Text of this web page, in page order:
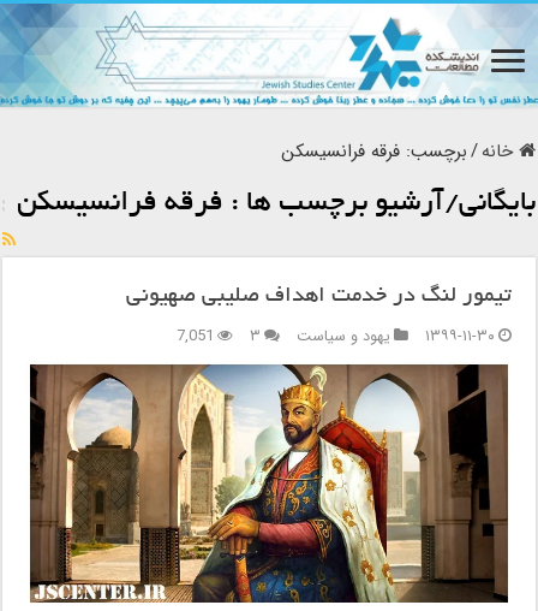
خانه/برچسب:فرقه فرانسیسکن
بایگانی/آرشیو برچسب ها : فرقه فرانسیسکن
تیمور لنگ در خدمت اهداف صلیبی صهیونی
۱۳۹۹-۱۱-۳۰
یهود و سیاست ۳ 7,051